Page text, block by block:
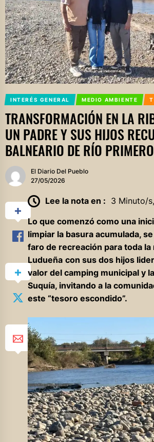
INTERÉS GENERAL MEDIO AMBIENTE
TRANSFORMACIÓN EN LA
UN PADRE Y SUS HIJOS
BALNEARIO DE RÍO PRIMERO
El Diario Del Pueblo
27/05/2026
Lee la nota en : 3 Minuto/
Lo que comenzó como una
limpiar la basura acumulada,
faro de recreación para toda la
Ludueña con sus dos hijos
valor del camping municipal y
Suquía, invitando a la
este “tesoro escondido”.